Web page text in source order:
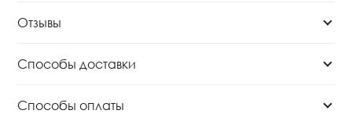
Отзывы
Способы доставки
Способы оплаты